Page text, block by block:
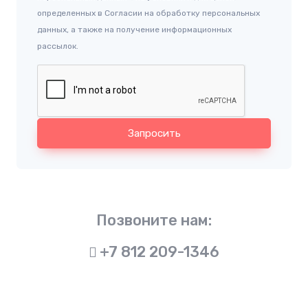
определенных в Согласии на обработку персональных
данных, а также на получение информационных
рассылок.
Запросить
Позвоните нам:
+7 812 209-1346